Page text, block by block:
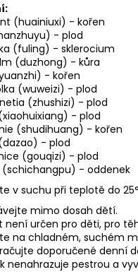
(huainiuxi) - kořen
- plod
(fuling) - sklerocium
(duzhong) - kůra
- kořen
(wuweizi) - plod
(zhushizi) - plod
- plod
(shudihuang) - kořen
- plod
(gouqizi) - plod
(schichangpu) - oddenek
v suchu při teplotě do
mimo dosah dětí.
není určen pro děti, pro
na chladném, suchém
doporučené denní
nenahrazuje pestrou a